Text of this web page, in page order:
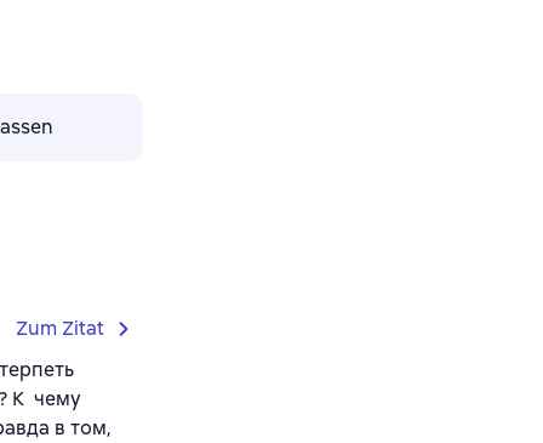
Zum Zitat
К чему
в том,